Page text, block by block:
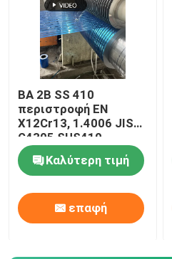
BA 2B SS 410
περιστροφή EN
X12Cr13, 1.4006 JIS
G4305 SUS410
περιστροφή από
ανοξείδωτο χάλυβα
0,3-3mm
Καλύτερη τιμή
επαφή